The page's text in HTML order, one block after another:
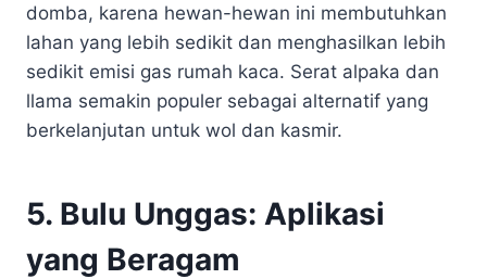
domba, karena hewan-hewan ini membutuhkan
lahan yang lebih sedikit dan menghasilkan lebih
sedikit emisi gas rumah kaca. Serat alpaka dan
llama semakin populer sebagai alternatif yang
berkelanjutan untuk wol dan kasmir.
5. Bulu Unggas: Aplikasi
yang Beragam